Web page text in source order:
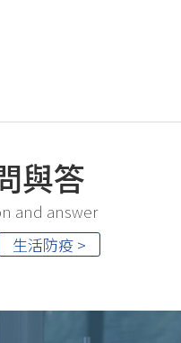
與答
and answer
生活防疫 >